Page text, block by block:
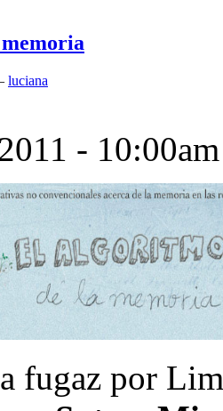
luciana
- 10:00am
fugaz por